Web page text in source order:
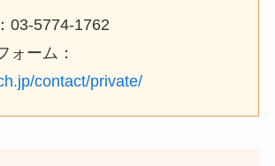
03-5774-1762
ォーム：
contact/private/